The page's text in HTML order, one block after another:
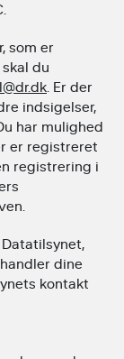
som er
du
. Er der
indsigelser,
har mulighed
er registreret
registrering i
dine
kontakt